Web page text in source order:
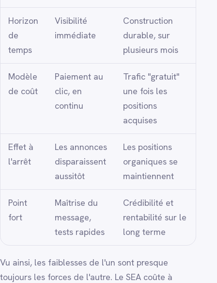
Horizon
de
temps
Visibilité
immédiate
Construction
durable, sur
plusieurs mois
Modèle
de coût
Paiement au
clic, en
continu
Trafic "gratuit"
une fois les
positions
acquises
Effet à
l'arrêt
Les annonces
disparaissent
aussitôt
Les positions
organiques se
maintiennent
Point
fort
Maîtrise du
message,
tests rapides
Crédibilité et
rentabilité sur le
long terme
Vu ainsi, les faiblesses de l'un sont presque
toujours les forces de l'autre. Le SEA coûte à